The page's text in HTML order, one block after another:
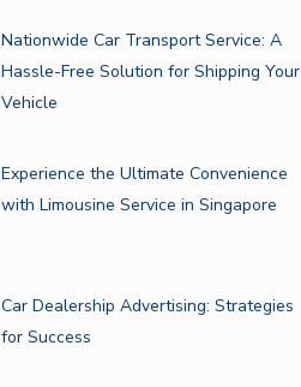
Nationwide Car Transport Service: A
Hassle-Free Solution for Shipping Your
Vehicle
Experience the Ultimate Convenience
with Limousine Service in Singapore
Car Dealership Advertising: Strategies
for Success